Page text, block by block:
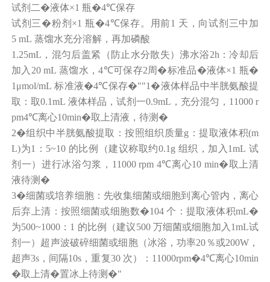
试剂二�液体×1 瓶�4℃保存
试剂三�粉剂 ×1瓶�4℃保存。用前1 天，向试剂三中加
5 mL 蒸馏水充分溶解，再加磷酸
1.25mL ，混匀后盖紧（防止水分散失）沸水浴2h ：冷却后
加入 20 mL蒸馏水，4℃可保存2周�标准品�液体×1 瓶�
1μmol/mL标准液�4℃保存�""1 �液体样品中半胱氨酸提
取：取0.1mL液体样品，试剂一0.9mL ，充分混匀， 11000 r
pm4℃离心10min�取上清液，待测�
2�组织中半胱氨酸提取：按照组织质量g ：提取液体积(m
L)为1 ： 5~10 的比例（建议称取约0.1g 组织，加入 1mL试
剂一）进行冰浴匀浆， 11000 rpm 4℃离心10 min�取上清
液待测�
3�细菌或培养细胞：先收集细菌或细胞到离心管内，离心
后弃上清：按照细菌或细胞数�104个：提取液体积mL�
为500~1000 ： 1 的比例（建议 500 万细菌或细胞加入 1mL试
剂一）超声波破碎细菌或细胞（冰浴，功率20 ％或200W，
超声3s ，间隔10s ，重复30 次）： 11000rpm�4℃离心10min
�取上清�置冰上待测�"